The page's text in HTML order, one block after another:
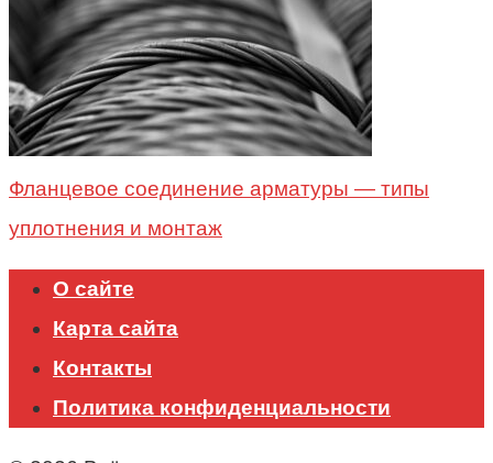
Фланцевое соединение арматуры — типы
уплотнения и монтаж
О сайте
Карта сайта
Контакты
Политика конфиденциальности